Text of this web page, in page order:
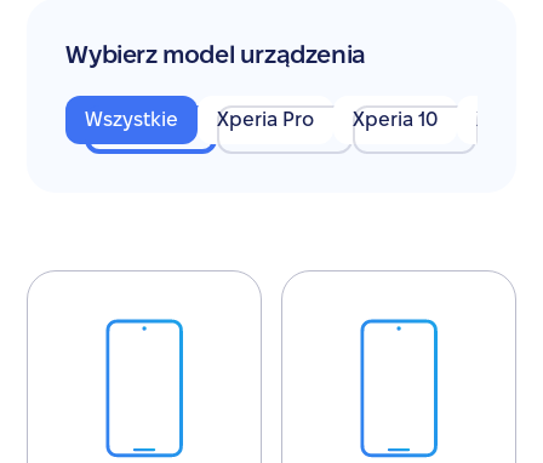
Wybierz model urządzenia
Wszystkie Xperia Pro Xperia 10 Xperia